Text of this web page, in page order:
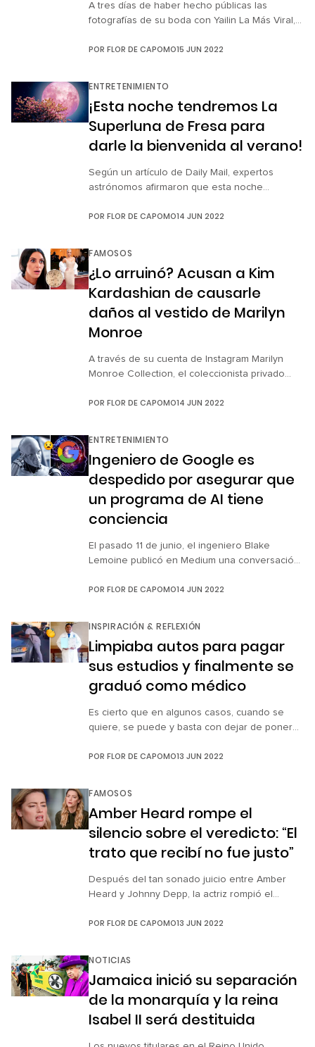
A tres días de haber hecho públicas las
fotografías de su boda con Yailin La Más Viral,
compartió en su cuenta de Instagram que ya
programa El […]
POR FLOR DE CAPOMO15 JUN 2022
ENTRETENIMIENTO
¡Esta noche tendremos La
Superluna de Fresa para
darle la bienvenida al verano!
Según un artículo de Daily Mail, expertos
astrónomos afirmaron que esta noche
en todo México. Esta luna coincide con el fin
por […]
POR FLOR DE CAPOMO14 JUN 2022
FAMOSOS
¿Lo arruinó? Acusan a Kim
Kardashian de causarle
daños al vestido de Marilyn
Monroe
A través de su cuenta de Instagram Marilyn
Monroe Collection, el coleccionista privado
que le fueron enviadas por un visitante que vio
sufrió estragos en su […]
POR FLOR DE CAPOMO14 JUN 2022
ENTRETENIMIENTO
Ingeniero de Google es
despedido por asegurar que
un programa de AI tiene
conciencia
El pasado 11 de junio, el ingeniero Blake
Lemoine publicó en Medium una conversación
inteligencia artificial (IA), el chatbot que
inglés Languge Model for Dialogue
conversado con él y que tiene una
personalidad que equivale […]
POR FLOR DE CAPOMO14 JUN 2022
INSPIRACIÓN & REFLEXIÓN
Limpiaba autos para pagar
sus estudios y finalmente se
graduó como médico
Es cierto que en algunos casos, cuando se
quiere, se puede y basta con dejar de poner
cumplir nuestras metas. Por más difícil que esto
tamaulipeco que a […]
POR FLOR DE CAPOMO13 JUN 2022
FAMOSOS
Amber Heard rompe el
silencio sobre el veredicto: “El
trato que recibí no fue justo”
Después del tan sonado juicio entre Amber
Heard y Johnny Depp, la actriz rompió el
Savannah Guthrie de NBC News. En la
veredicto, pues este fue razonable por el
cariño […]
POR FLOR DE CAPOMO13 JUN 2022
NOTICIAS
Jamaica inició su separación
de la monarquía y la reina
Isabel II será destituida